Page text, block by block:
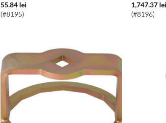
55.84 lei
(#8195)
1,747.37 lei
(#8196)